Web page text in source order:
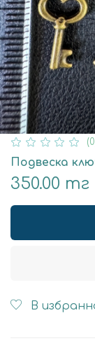
Подвеска
350.00 тг
В